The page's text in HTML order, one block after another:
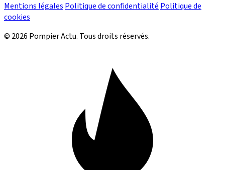
Mentions légales Politique de confidentialité Politique de
cookies
© 2026 Pompier Actu. Tous droits réservés.